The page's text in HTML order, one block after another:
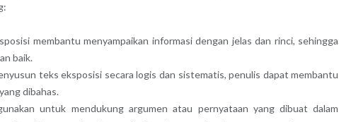
membantu menyampaikan informasi dengan jelas dan rinci, sehingga
baik.
teks eksposisi secara logis dan sistematis, penulis dapat membantu
dibahas.
untuk mendukung argumen atau pernyataan yang dibuat dalam